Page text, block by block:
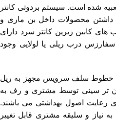
شده است. سیستم بردوتی کانتر
محصولات داخل بن ماری و
های کابین زیرین کانتر سرد دارای
درب ریلی یا لولایی وجود
خطوط سلف سرویس مجهز به ریل
تر سینی توسط مشتری و رف به
اصول بهداشتی می باشند.
نیاز و سلیقه مشتری قابل تغییر